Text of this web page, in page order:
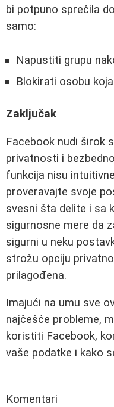
bi potpuno sprečila
samo:
Napustiti grupu
Blokirati osobu
Zaključak
Facebook nudi širok
privatnosti i
funkcija nisu
proveravajte svoje
svesni šta delite i sa
sigurnosne mere da
sigurni u neku
strožu opciju
prilagođena.
Imajući na umu sve
najčešće probleme,
koristiti Facebook,
vaše podatke i kako
Komentari